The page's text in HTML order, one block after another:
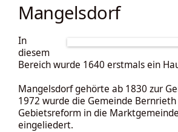
Mangelsdorf
In
diesem
Bereich wurde 1640 erstmals ein
Mangelsdorf gehörte ab 1830 zur
1972 wurde die Gemeinde
Gebietsreform in die
eingeliedert.